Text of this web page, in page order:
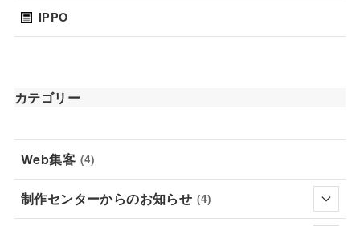
IPPO
カテゴリー
Web集客 (4)
制作センターからのお知らせ (4)